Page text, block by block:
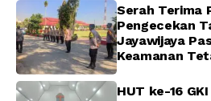
Serah Terima
Pengecekan
Jayawijaya
Keamanan
HUT ke-16